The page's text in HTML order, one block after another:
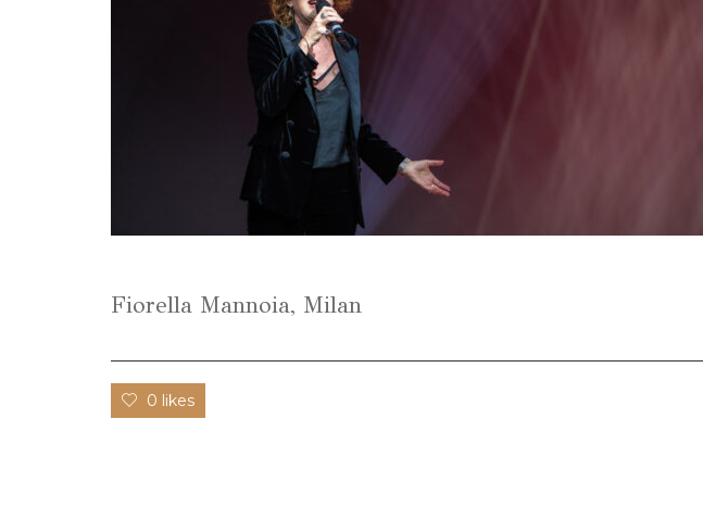
Fiorella Mannoia, Milan
0 likes